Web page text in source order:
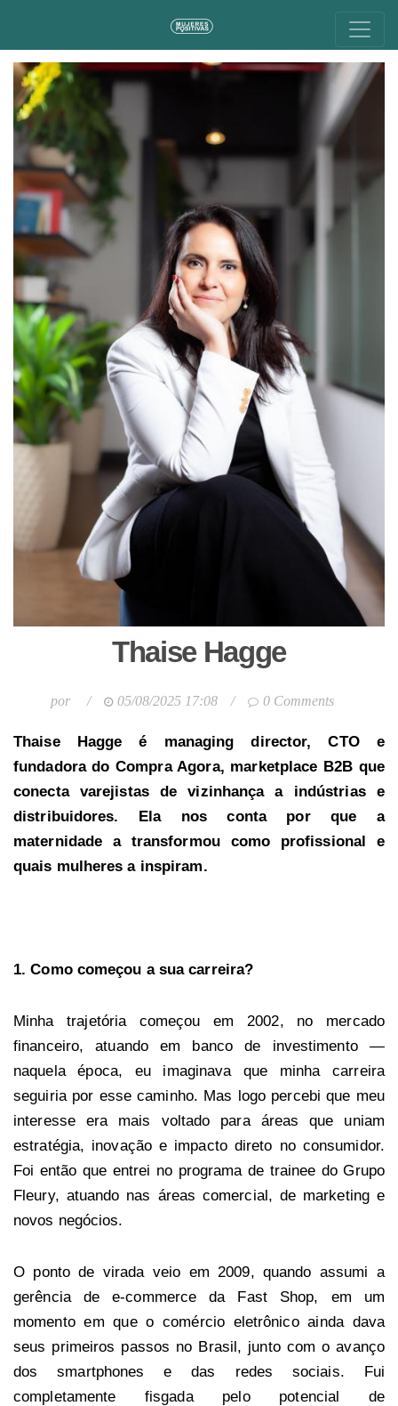
Thaise Hagge
por / 05/08/2025 17:08 / 0 Comments
Thaise Hagge é managing director, CTO e
fundadora do Compra Agora, marketplace B2B que
conecta varejistas de vizinhança a indústrias e
distribuidores. Ela nos conta por que a
maternidade a transformou como profissional e
quais mulheres a inspiram.
1. Como começou a sua carreira?
Minha trajetória começou em 2002, no mercado
financeiro, atuando em banco de investimento —
naquela época, eu imaginava que minha carreira
seguiria por esse caminho. Mas logo percebi que meu
interesse era mais voltado para áreas que uniam
estratégia, inovação e impacto direto no consumidor.
Foi então que entrei no programa de trainee do Grupo
Fleury, atuando nas áreas comercial, de marketing e
novos negócios.
O ponto de virada veio em 2009, quando assumi a
gerência de e-commerce da Fast Shop, em um
momento em que o comércio eletrônico ainda dava
seus primeiros passos no Brasil, junto com o avanço
dos smartphones e das redes sociais. Fui
completamente fisgada pelo potencial de